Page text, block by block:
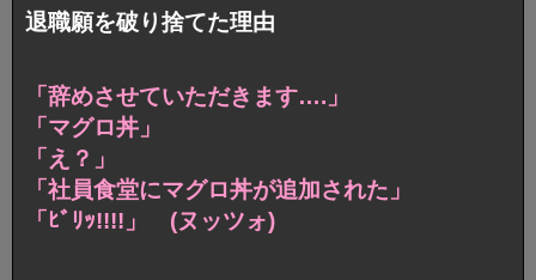
退職願を破り捨てた理由
「辞めさせていただきます….」
「マグロ丼」
「え？」
「社員食堂にマグロ丼が追加された」
「ﾋﾞﾘｯ!!!!」 (ヌッツォ)